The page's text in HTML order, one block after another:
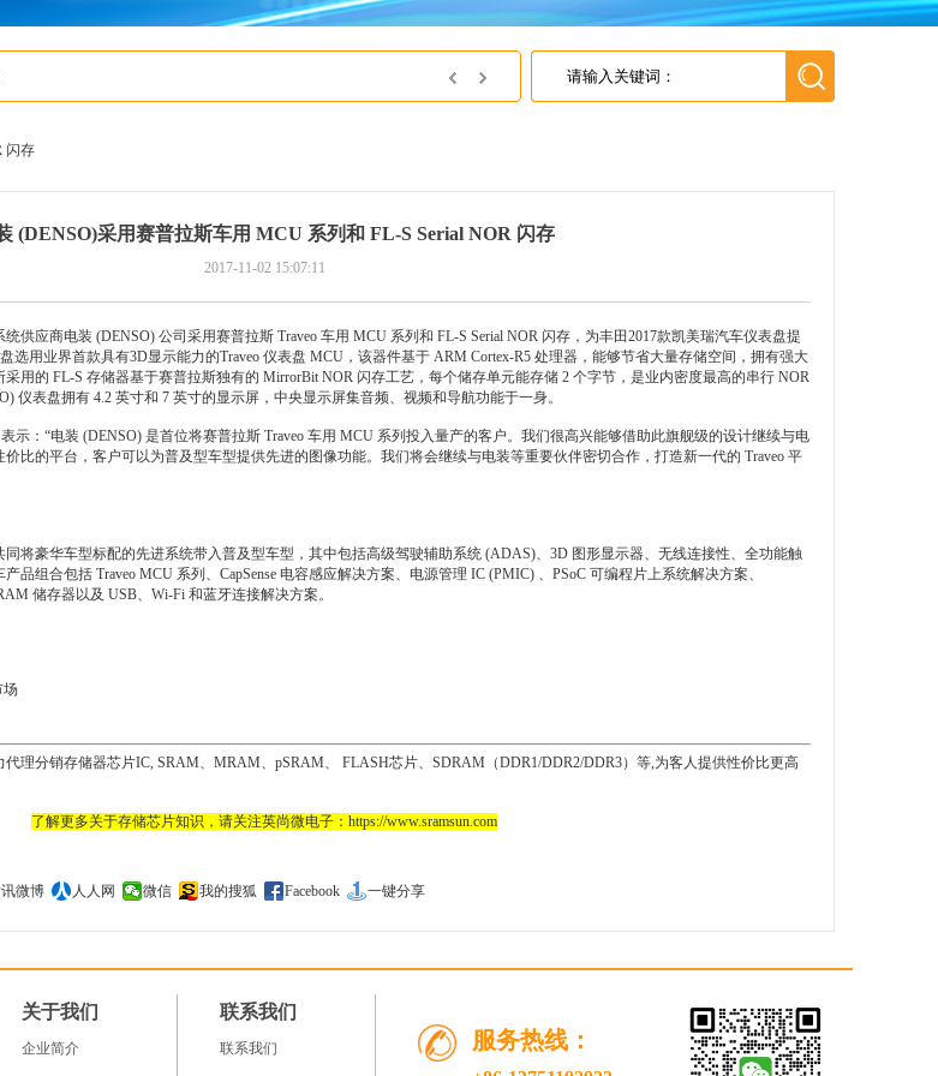
英尚微电子获得上海灵动微电子 2018年最佳代理商
闪存
(DENSO)采用赛普拉斯车用 MCU 系列和 FL-S Serial NOR 闪存
2017-11-02 15:07:11
供应商电装 (DENSO) 公司采用赛普拉斯 Traveo 车用 MCU 系列和 FL-S Serial NOR 闪存，为丰田2017款凯美瑞汽车仪表盘提
选用业界首款具有3D显示能力的Traveo 仪表盘 MCU，该器件基于 ARM Cortex-R5 处理器，能够节省大量存储空间，拥有强大
用的 FL-S 存储器基于赛普拉斯独有的 MirrorBit NOR 闪存工艺，每个储存单元能存储 2 个字节，是业内密度最高的串行 NOR
仪表盘拥有 4.2 英寸和 7 英寸的显示屏，中央显示屏集音频、视频和导航功能于一身。
示：“电装 (DENSO) 是首位将赛普拉斯 Traveo 车用 MCU 系列投入量产的客户。我们很高兴能够借助此旗舰级的设计继续与电
比的平台，客户可以为普及型车型提供先进的图像功能。我们将会继续与电装等重要伙伴密切合作，打造新一代的 Traveo 平
将豪华车型标配的先进系统带入普及型车型，其中包括高级驾驶辅助系统 (ADAS)、3D 图形显示器、无线连接性、全功能触
品组合包括 Traveo MCU 系列、CapSense 电容感应解决方案、电源管理 IC (PMIC) 、PSoC 可编程片上系统解决方案、
储存器以及 USB、Wi-Fi 和蓝牙连接解决方案。
理分销存储器芯片IC, SRAM、MRAM、pSRAM、 FLASH芯片、SDRAM（DDR1/DDR2/DDR3）等,为客人提供性价比更高
了解更多关于存储芯片知识，请关注英尚微电子：https://www.sramsun.com
微博 人人网 微信 我的搜狐 Facebook 一键分享
关于我们
企业简介
联系我们
联系我们 服务热线：